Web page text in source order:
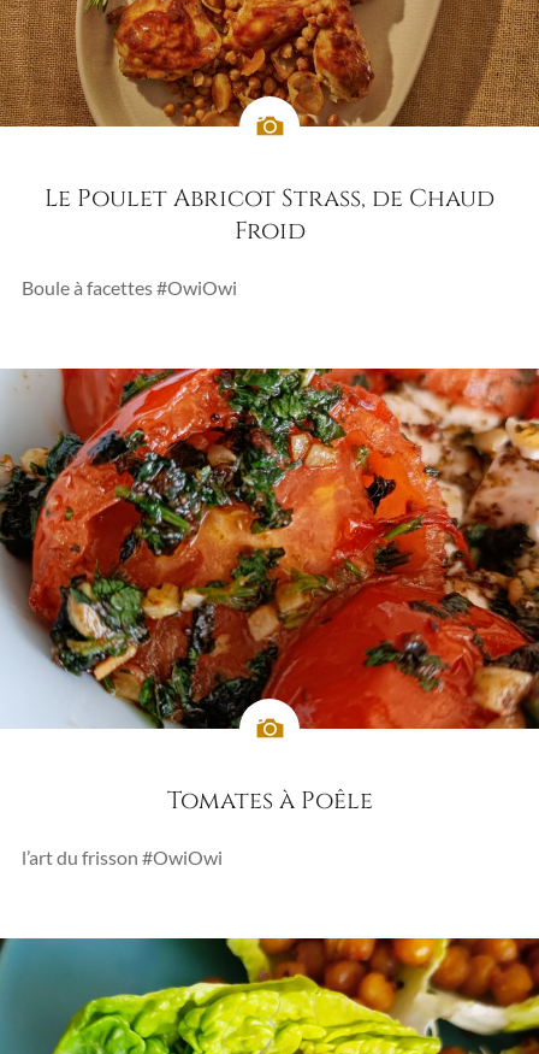
Le Poulet Abricot Strass, de Chaud
Froid
Boule à facettes #OwiOwi
Tomates à Poêle
l’art du frisson #OwiOwi